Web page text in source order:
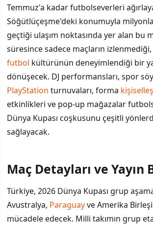
Temmuz'a kadar futbolseverleri
Söğütlüçeşme'deki konumuyla
geçtiği ulaşım noktasında yer alan bu
süresince sadece maçların izlenmediği,
futbol kültürünün deneyimlendiği bir
dönüşecek. DJ performansları, spor
PlayStation turnuvaları, forma
etkinlikleri ve pop-up mağazalar
Dünya Kupası coşkusunu çeşitli
sağlayacak.
Maç Detayları ve Yayın
Türkiye, 2026 Dünya Kupası grup
Avustralya, Paraguayve Amerika
mücadele edecek. Milli takımın grup